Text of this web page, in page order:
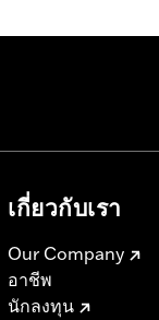
เกี่ยวกับเรา
Our Company
อาชีพ
นักลงทุน